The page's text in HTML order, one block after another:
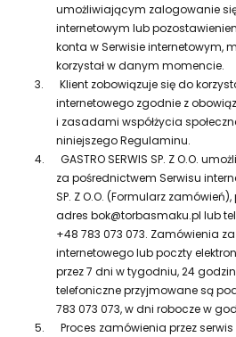
umożliwiającym zalogowanie
internetowym lub
konta w Serwisie internetowym,
korzystał w danym momencie.
3.
Klient zobowiązuje się do
internetowego zgodnie z
i zasadami współżycia
niniejszego Regulaminu.
4.
GASTRO SERWIS SP. Z O.O.
za pośrednictwem Serwisu
SP. Z O.O. (Formularz
adres bok@torbasmaku.pl lub
+48 783 073 073. Zamówienia
internetowego lub poczty
przez 7 dni w tygodniu, 24
telefoniczne przyjmowane są
783 073 073, w dni robocze w
5.
Proces zamówienia przez